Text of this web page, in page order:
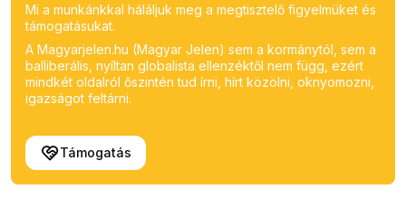
Mi a munkánkkal háláljuk meg a megtisztelő figyelmüket és
támogatásukat.
A Magyarjelen.hu (Magyar Jelen) sem a kormánytól, sem a
balliberális, nyíltan globalista ellenzéktől nem függ, ezért
mindkét oldalról őszintén tud írni, hírt közölni, oknyomozni,
igazságot feltárni.
Támogatás